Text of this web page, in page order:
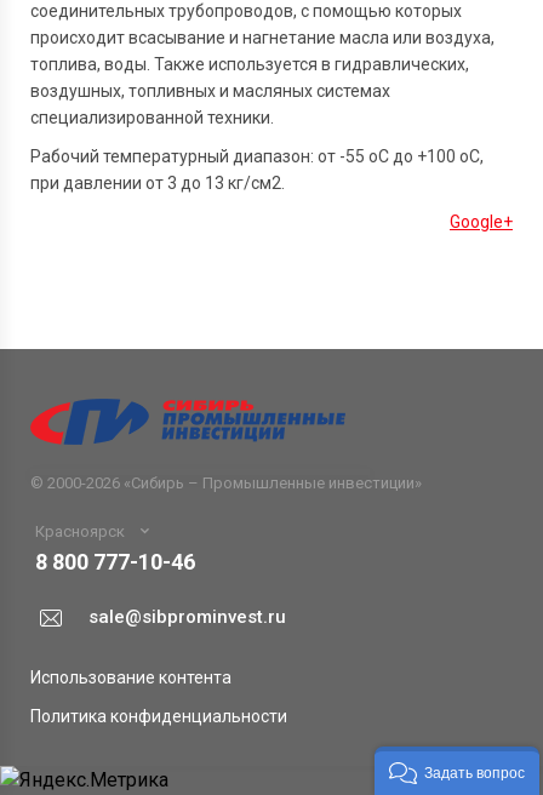
соединительных трубопроводов, с помощью которых
происходит всасывание и нагнетание масла или воздуха,
топлива, воды. Также используется в гидравлических,
воздушных, топливных и масляных системах
специализированной техники.
Рабочий температурный диапазон: от -55 оС до +100 оС,
при давлении от 3 до 13 кг/см2.
Google+
© 2000-2026 «Сибирь – Промышленные инвестиции»
Красноярск
8 800 777-10-46
sale@sibprominvest.ru
Использование контента
Политика конфиденциальности
Задать вопрос